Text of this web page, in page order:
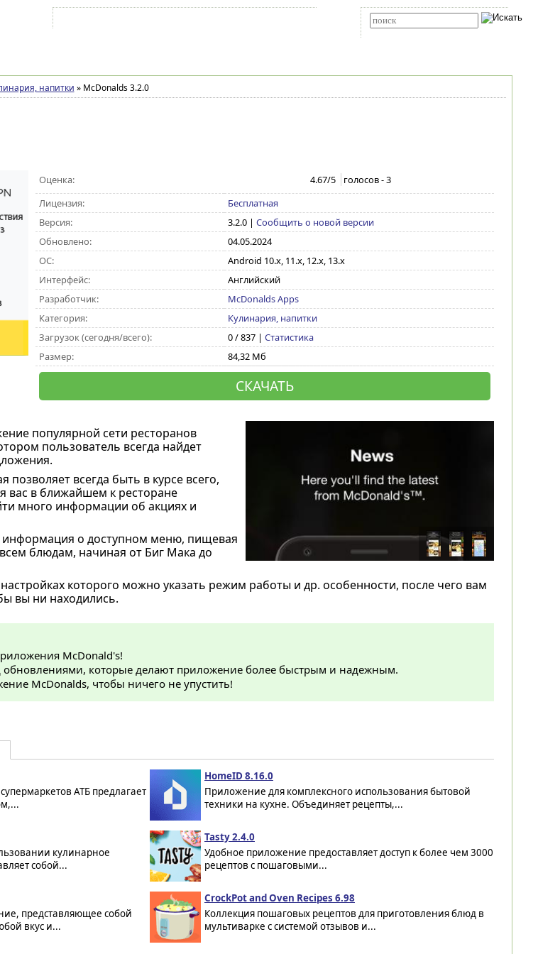
напитки »McDonalds 3.2.0
Оценка: 4.67/5 голосов -3
Лицензия:
Бесплатная
Версия:
3.2.0| Сообщить о новой версии
Обновлено:
04.05.2024
ОС:
Android 10.x, 11.x, 12.x, 13.x
Интерфейс:
Английский
Разработчик:
McDonalds Apps
Категория:
Кулинария, напитки
Загрузок (сегодня/всего):
0 / 837 | Статистика
Размер:
84,32 Мб
СКАЧАТЬ
популярной сети ресторанов
пользователь всегда найдет
позволяет всегда быть в курсе всего,
вас в ближайшем к ресторане
много информации об акциях и
информация о доступном меню, пищевая
блюдам, начиная от Биг Мака до
которого можно указать режим работы и др. особенности, после чего вам
вы ни находились.
McDonald's!
обновлениями, которые делают приложение более быстрым и надежным.
McDonalds, чтобы ничего не упустить!
АТБ предлагает
HomeID 8.16.0
Приложение для комплексного использования бытовой
техники на кухне. Объединяет рецепты,...
кулинарное
собой...
Tasty 2.4.0
Удобное приложение предоставляет доступ к более чем 3000
рецептов с пошаговыми...
представляющее собой
вкус и...
CrockPot and Oven Recipes 6.98
Коллекция пошаговых рецептов для приготовления блюд в
мультиварке с системой отзывов и...